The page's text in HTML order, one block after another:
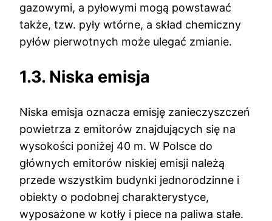
gazowymi, a pyłowymi mogą powstawać
także, tzw. pyły wtórne, a skład chemiczny
pyłów pierwotnych może ulegać zmianie.
1.3. Niska emisja
Niska emisja oznacza emisję zanieczyszczeń
powietrza z emitorów znajdujących się na
wysokości poniżej 40 m. W Polsce do
głównych emitorów niskiej emisji należą
przede wszystkim budynki jednorodzinne i
obiekty o podobnej charakterystyce,
wyposażone w kotły i piece na paliwa stałe.